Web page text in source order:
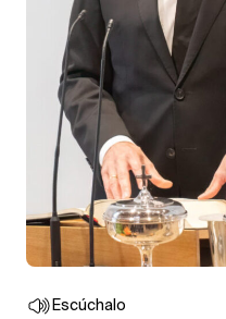
Escúchalo